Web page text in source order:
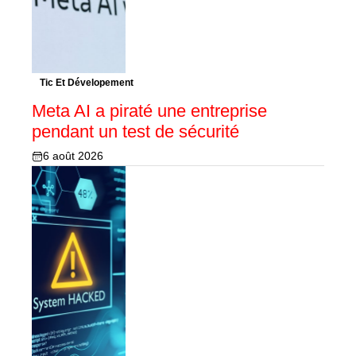
Tic Et Dévelopement
Meta AI a piraté une entreprise
pendant un test de sécurité
6 août 2026